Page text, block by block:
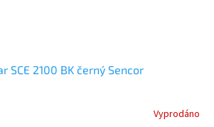
SCE 2100 BK černý Sencor
Vyprodáno